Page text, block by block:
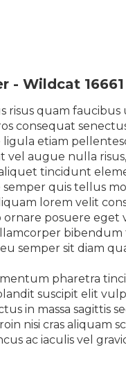
- Wildcat 16661
risus quam
consequat
etiam
vel augue nulla
tincidunt
quis tellus
lorem velit
ornare posuere eget
bibendum
semper sit diam
pharetra
suscipit elit
in massa sagittis
nisi cras aliquam
ac iaculis vel